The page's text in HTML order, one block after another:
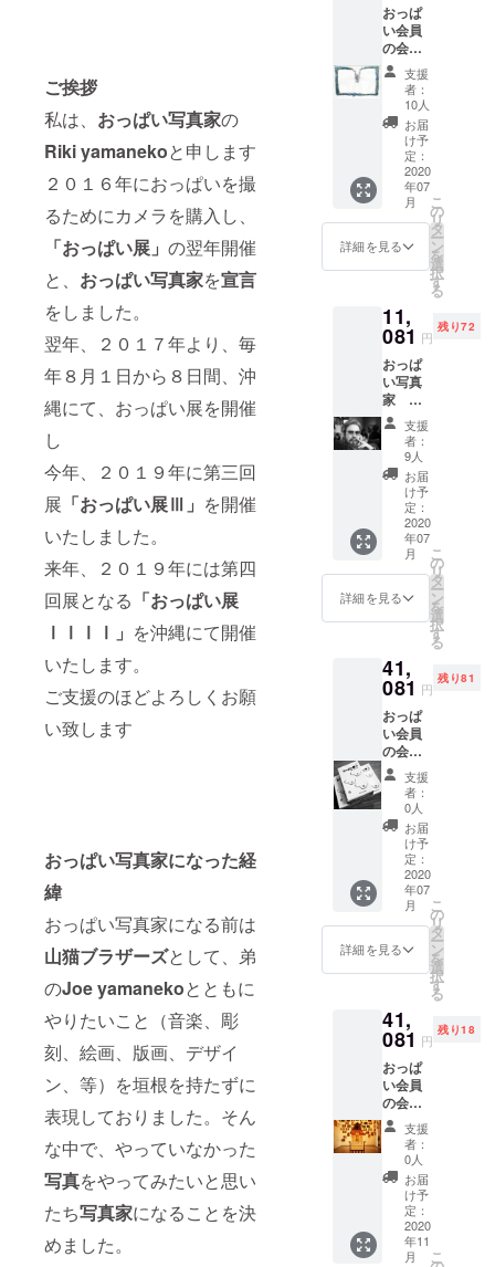
ご挨拶
私は、 おっぱい写真家の
Riki yamanekoと申します
２０１６年におっぱいを撮
るためにカメラを購入し、
「おっぱい展」 の翌年開催
と、 おっぱい写真家を宣言
をしました。
翌年、２０１７年より、毎
年８月１日から８日間、沖
縄にて、おっぱい展を開催
し
今年、２０１９年に第三回
展 「おっぱい展Ⅲ」 を開催
いたしました。
来年、２０１９年には第四
回展となる 「おっぱい展
ⅠⅠⅠⅠ」 を沖縄にて開催
いたします。
ご支援のほどよろしくお願
い致します
おっぱい写真家になった経
緯
おっぱい写真家になる前は
山猫ブラザーズとして、弟
のJoe yamanekoとともに
やりたいこと（音楽、彫
刻、絵画、版画、デザイ
ン、等）を垣根を持たずに
表現しておりました。そん
な中で、やっていなかった
写真をやってみたいと思い
たち写真家になることを決
めました。
ました
一曲乳
魂ソン
グ
「おっ
ぱいの
うた」
を一枚
ぱいＴ
シャ
ツ 白
生地×黒
デザイ
Ｓ～Ｘ
ＸＸｌ
より選
べま
す） お
好きな
スポン
サー名
をお決
めいた
だき
おっぱ
い展会
場に掲
示いた
します
お送り
おっぱ
い会員
の会員
証をお
名前を
お入れ
して一
枚お送
りいた
します
一年に
一度、
沖縄に
て開催
してお
ります
ぱい
展」に
一年に
一日、
無料に
てご入
場でき
るおっ
ぱい会
員証に
なりま
す。 一
年に二
回目以
降御越
しの場
合はチ
入場で
きま
す。
おっぱ
い美術
館に移
行しま
しても
お使い
いただ
けま
す。 今
後の展
開によ
り、会
員の優
待が生
ます。
お名前
である
必要は
ござい
ません
支援時
に備考
欄にご
記入く
ださい
支援
者：
10人
お届
け予
定：
2020
年07
月
詳細を見る
こ
の
リ
タ
ー
ン
を
選
択
す
る
11,
081 円
残り72
おっぱ
い写真
家
Riki
yaman
ekoが
沖縄本
島内に
て、あ
なたの
お写真
をお撮
り致し
ます
プロ
フィー
真、
ジャケ
写、
アー
写、
ヌー
ド、ラ
イブ写
真 記念
写真な
ど、ご
希望の
写真を
お撮り
し デー
タを５
枚差し
時間く
らいに
なりま
す。 ス
ケ
ジュー
ルに関
しまし
て、御
調整を
させて
いただ
き撮影
を行い
支援
者：
9人
お届
け予
定：
2020
年07
月
詳細を見る
こ
の
リ
タ
ー
ン
を
選
択
す
る
41,
081 円
残り81
おっぱ
い会員
の会員
証をお
名前を
お入れ
して一
枚お送
りいた
します
一年に
一度、
沖縄に
て開催
してお
ります
ぱい
展」に
一年に
一日、
無料に
てご入
場でき
るおっ
ぱい会
員証に
なりま
す。 一
年に二
回目以
支援
者：
0人
お届
け予
定：
2020
年07
月
詳細を見る
こ
の
リ
タ
ー
ン
を
選
択
す
る
41,
081 円
残り18
おっぱ
い会員
の会員
証をお
名前を
お入れ
して一
枚お送
りいた
します
一年に
一度、
支援
者：
0人
お届
け予
定：
2020
年11
月
こ